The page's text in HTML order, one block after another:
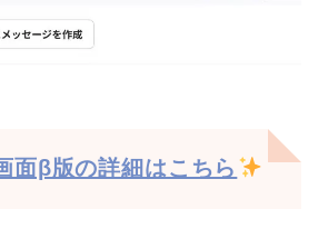
面β版の詳細はこちら